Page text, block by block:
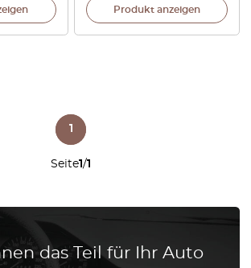
Produkt anzeigen
Seite1/1
1
das Teil für Ihr Auto